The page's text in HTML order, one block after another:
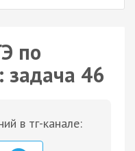
по
задача 46
в тг-канале: